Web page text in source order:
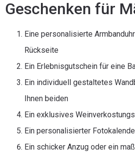
Geschenken für
Eine personalisierte
Rückseite
Ein Erlebnisgutschein für eine
Ein individuell gestaltetes
Ihnen beiden
Ein exklusives
Ein personalisierter
Ein schicker Anzug oder ein